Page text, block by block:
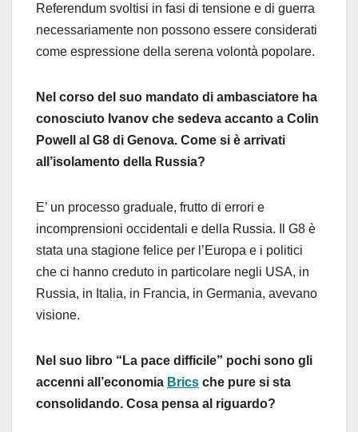
Referendum svoltisi in fasi di tensione e di guerra
necessariamente non possono essere considerati
come espressione della serena volontà popolare.
Nel corso del suo mandato di ambasciatore ha
conosciuto Ivanov che sedeva accanto a Colin
Powell al G8 di Genova. Come si è arrivati
all’isolamento della Russia?
E’ un processo graduale, frutto di errori e
incomprensioni occidentali e della Russia. Il G8 è
stata una stagione felice per l’Europa e i politici
che ci hanno creduto in particolare negli USA, in
Russia, in Italia, in Francia, in Germania, avevano
visione.
Nel suo libro “La pace difficile” pochi sono gli
accenni all’economia Brics che pure si sta
consolidando. Cosa pensa al riguardo?